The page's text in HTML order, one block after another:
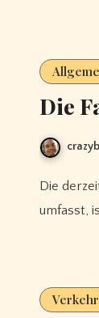
Die
Die derzeitige Fahrrad- Debatte in dem Medien, die anderen die Themen "Fahrradkennzeichen" und "Strafen"
umfasst,
Verkehr